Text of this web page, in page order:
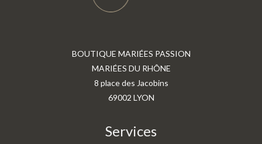
BOUTIQUE MARIÉES PASSION
MARIÉES DU RHÔNE
8 place des Jacobins
69002 LYON
Services